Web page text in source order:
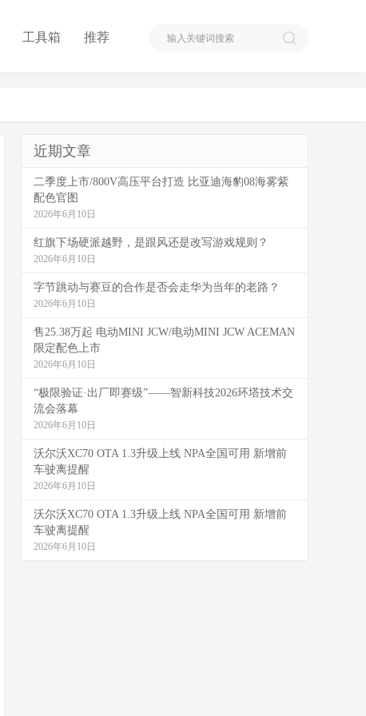
工具箱 推荐
近期文章
二季度上市/800V高压平台打造 比亚迪海豹08海雾紫
配色官图
2026年6月10日
红旗下场硬派越野，是跟风还是改写游戏规则？
2026年6月10日
字节跳动与赛豆的合作是否会走华为当年的老路？
2026年6月10日
售25.38万起 电动MINI JCW/电动MINI JCW ACEMAN
限定配色上市
2026年6月10日
“极限验证·出厂即赛级”——智新科技2026环塔技术交
流会落幕
2026年6月10日
沃尔沃XC70 OTA 1.3升级上线 NPA全国可用 新增前
车驶离提醒
2026年6月10日
沃尔沃XC70 OTA 1.3升级上线 NPA全国可用 新增前
车驶离提醒
2026年6月10日